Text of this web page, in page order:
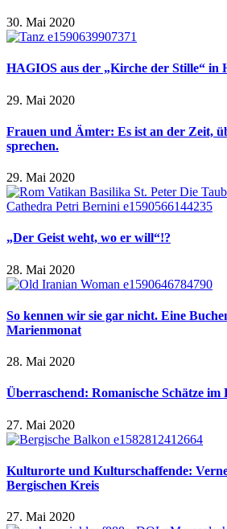
30. Mai 2020
HAGIOS aus der „Kirche der Stille“ in
29. Mai 2020
Frauen und Ämter: Es ist an der Zeit,
sprechen.
29. Mai 2020
„Der Geist weht, wo er will“!?
28. Mai 2020
So kennen wir sie gar nicht. Eine
Marienmonat
28. Mai 2020
Überraschend: Romanische Schätze im
27. Mai 2020
Kulturorte und Kulturschaffende:
Bergischen Kreis
27. Mai 2020